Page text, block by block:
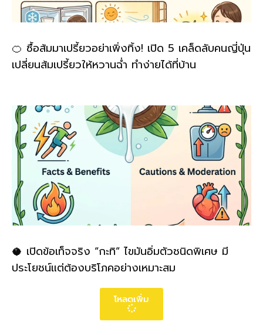
🍊 ซื้อส้มมาเปรี้ยวอย่าเพิ่งทิ้ง! เปิด 5 เคล็ดลับคนญี่ปุ่น
เปลี่ยนส้มเปรี้ยวให้หวานฉ่ำ ทำง่ายได้ที่บ้าน
🥥 เปิดข้อเท็จจริง “กะทิ” ไขมันอิ่มตัวชนิดพิเศษ มี
ประโยชน์แต่ต้องบริโภคอย่างเหมาะสม
โหลดเพิ่ม